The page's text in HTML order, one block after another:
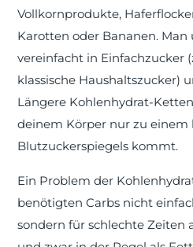
Vollkornprodukte,
Karotten oder Bananen.
vereinfacht in Einfachzucker
klassische Haushaltszucker)
Längere Kohlenhydrat-
deinem Körper nur zu einem
Blutzuckerspiegels kommt.
Ein Problem der
benötigten Carbs nicht
sondern für schlechte Zeiten